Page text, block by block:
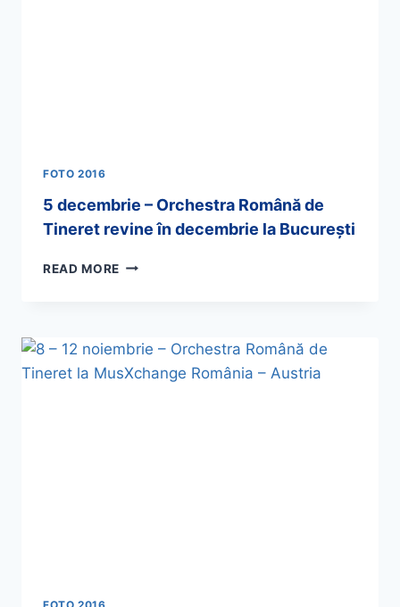
FOTO 2016
5 decembrie – Orchestra Română de
Tineret revine în decembrie la Bucureşti
READ MORE